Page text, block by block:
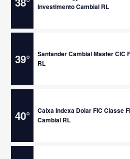
Investimento Cambial RL
39°
Santander Cambial Master CIC
RL
40°
Caixa Indexa Dolar FIC Classe
Cambial RL